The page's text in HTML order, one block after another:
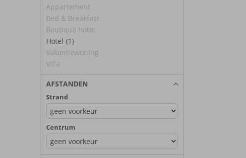
Appartement
Bed & Breakfast
Boutique hotel
Hotel (1)
Vakantiewoning
Villa
AFSTANDEN
Strand
Centrum